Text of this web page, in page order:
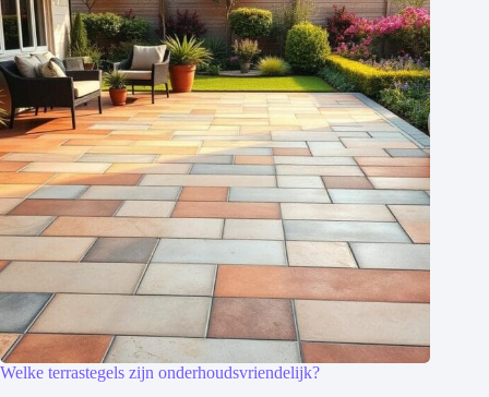
Welke terrastegels zijn onderhoudsvriendelijk?